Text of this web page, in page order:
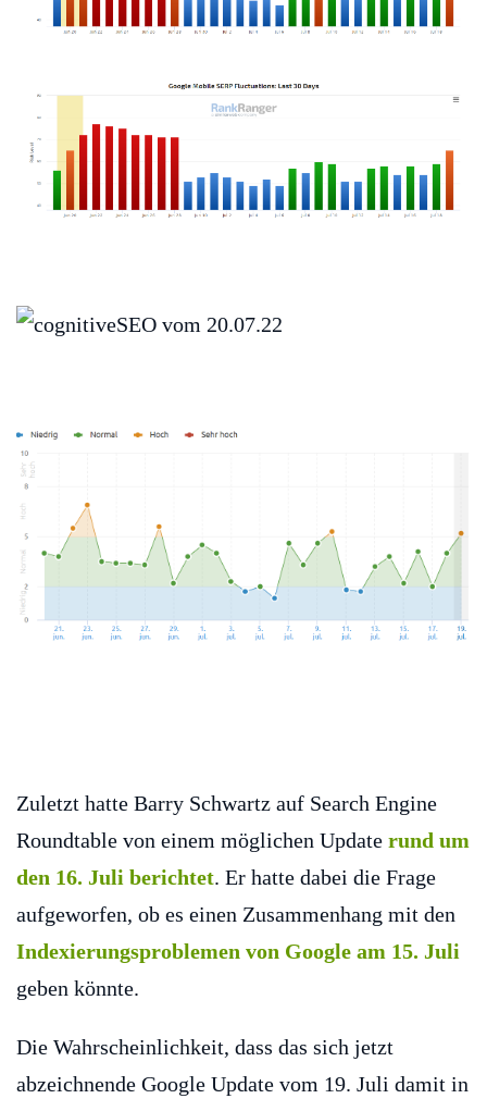
Zuletzt hatte Barry Schwartz auf Search Engine
Roundtable von einem möglichen Update rund um
den 16. Juli berichtet. Er hatte dabei die Frage
aufgeworfen, ob es einen Zusammenhang mit den
Indexierungsproblemen von Google am 15. Juli
geben könnte.
Die Wahrscheinlichkeit, dass das sich jetzt
abzeichnende Google Update vom 19. Juli damit in